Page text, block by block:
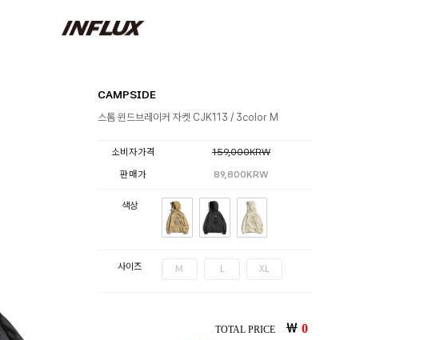
CAMPSIDE
스톰 윈드브레이커 자켓 CJK113 / 3color M
소비자가격
159,000KRW
판매가
89,800KRW
색상
사이즈 M L XL
TOTAL PRICE ￦ 0